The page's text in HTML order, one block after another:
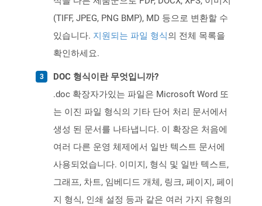
(TIFF, JPEG, PNG BMP), MD 등으로 변환할 수
있습니다. 지원되는 파일 형식의 전체 목록을
확인하세요.
DOC 형식이란 무엇입니까?
.doc 확장자가있는 파일은 Microsoft Word 또
는 이진 파일 형식의 기타 단어 처리 문서에서
생성 된 문서를 나타냅니다. 이 확장은 처음에
여러 다른 운영 체제에서 일반 텍스트 문서에
사용되었습니다. 이미지, 형식 및 일반 텍스트,
그래프, 차트, 임베디드 개체, 링크, 페이지, 페이
지 형식, 인쇄 설정 등과 같은 여러 가지 유형의